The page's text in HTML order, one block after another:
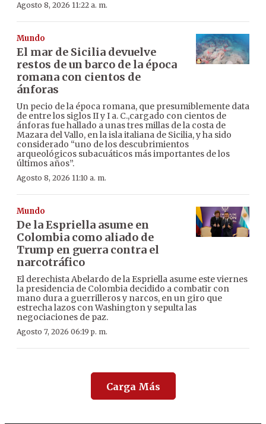
Agosto 8, 2026 11:22 a. m.
Mundo
El mar de Sicilia devuelve
restos de un barco de la época
romana con cientos de
ánforas
Un pecio de la época romana, que presumiblemente data
de entre los siglos II y I a. C.,cargado con cientos de
ánforas fue hallado a unas tres millas de la costa de
Mazara del Vallo, en la isla italiana de Sicilia, y ha sido
considerado “uno de los descubrimientos
arqueológicos subacuáticos más importantes de los
últimos años”.
Agosto 8, 2026 11:10 a. m.
Mundo
De la Espriella asume en
Colombia como aliado de
Trump en guerra contra el
narcotráfico
El derechista Abelardo de la Espriella asume este viernes
la presidencia de Colombia decidido a combatir con
mano dura a guerrilleros y narcos, en un giro que
estrecha lazos con Washington y sepulta las
negociaciones de paz.
Agosto 7, 2026 06:19 p. m.
Carga Más